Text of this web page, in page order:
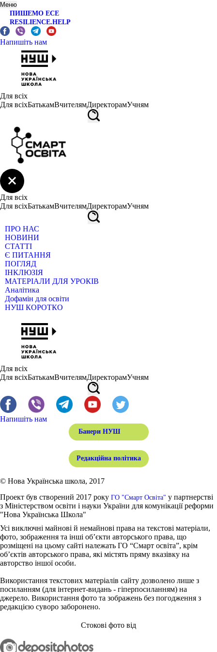
Меню
ПИШЕМО ЕСЕ
RESILIENCE.HELP
Напишіть нам
Для всіх
Для всіхБатькамВчителямДиректорамУчням
Для всіх
Для всіхБатькамВчителямДиректорамУчням
ПРО НАС
НОВИНИ
СТАТТІ
Є ПИТАННЯ
ПОГЛЯД
ІНКЛЮЗІЯ
МАТЕРІАЛИ ДЛЯ УРОКІВ
Аналітика
Дофамін для освіти
НУШ КОРОТКО
Для всіх
Для всіхБатькамВчителямДиректорамУчням
Напишіть нам
Банери НУШ
Редакційна політика
© Нова Українська школа, 2017
Проект був створений 2017 року ГО "Смарт Освіта" у партнерстві
з Міністерством освіти і науки України для комунікації реформи
"Нова Українська Школа"
Усі виключні майнові й немайнові права на текстові матеріали,
фото, зображення та інші об’єкти авторського права, що
розміщені на цьому сайті належать ГО “Смарт освіта”, крім
об’єктів авторського права, які містять пряму вказівку на
авторство іншої особи.
Використання текстових матеріалів сайту дозволено лише з
посиланням (для інтернет-видань - гіперпосиланням) на
джерело. Використання фото та зображень без погодження з
редакцією суворо заборонено.
Стокові фото від